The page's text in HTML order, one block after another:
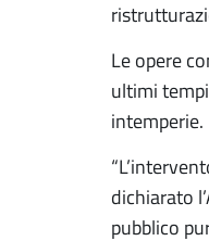
Le opere
ultimi
intemperie.
dichiarato
pubblico